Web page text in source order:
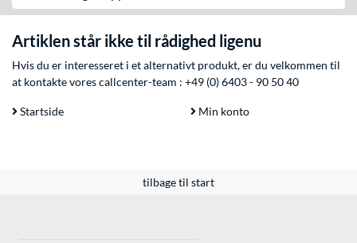
Artiklen står ikke til rådighed ligenu
Hvis du er interesseret i et alternativt produkt, er du velkommen til
at kontakte vores callcenter-team : +49 (0) 6403 - 90 50 40
Startside Min konto
tilbage til start